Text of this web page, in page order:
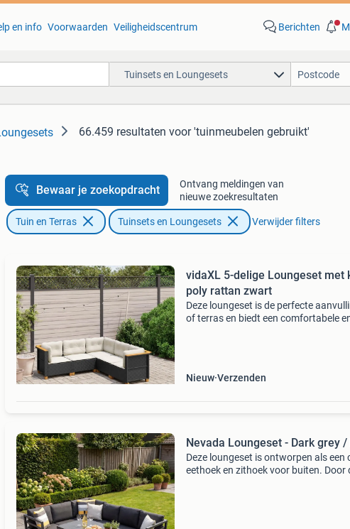
en info Voorwaarden Veiligheidscentrum Berichten
Tuinsets en Loungesets
66.459 resultaten voor 'tuinmeubelen gebruikt'
Bewaar je zoekopdracht
Ontvang meldingen van
nieuwe zoekresultaten
Tuin en Terras Tuinsets en Loungesets Verwijder filters
vidaXL 5-delige Loungeset met
poly rattan zwart
Deze loungeset is de perfecte
of terras en biedt een comfortabele
Nieuw Verzenden
Nevada Loungeset - Dark grey
Deze loungeset is ontworpen als een
eethoek en zithoek voor buiten. Door